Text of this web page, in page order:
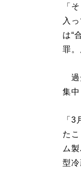
「
入
は“
罪
過
集中
「
た
ム
型